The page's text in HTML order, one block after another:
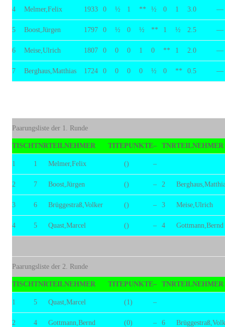
4 Melmer,Felix 1933 0 ½ 1 ** ½ 0 1 3.0 —
5 Boost,Jürgen 1797 0 ½ 0 ½ ** 1 ½ 2.5 —
6 Meise,Ulrich 1807 0 0 0 1 0 ** 1 2.0 —
7 Berghaus,Matthias 1724 0 0 0 0 ½ 0 ** 0.5 —
Paarungsliste der 1. Runde
TISCHTNRTEILNEHMER TITEPUNKTE– TNRTEILNEHMER
1 1 Melmer,Felix () –
2 7 Boost,Jürgen () – 2
3 6 Brüggestraß,Volker () – 3 Meise,Ulrich
4 5 Quast,Marcel () – 4 Gottmann,Bernd
Paarungsliste der 2. Runde
TISCHTNRTEILNEHMER TITEPUNKTE– TNRTEILNEHMER
1 5 Quast,Marcel (1) –
2 4 Gottmann,Bernd (0) – 6